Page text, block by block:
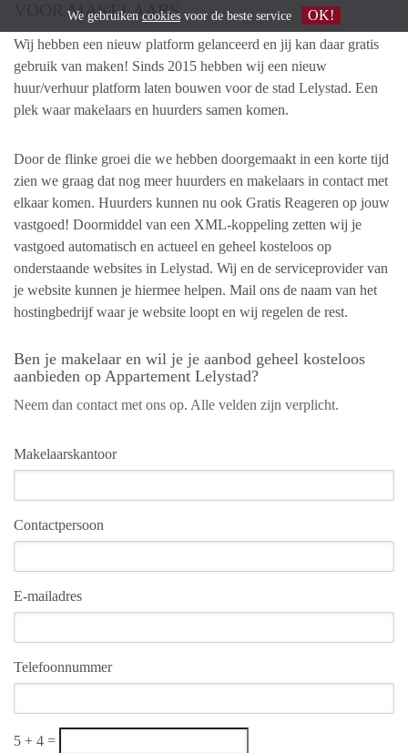
VOOR MAKELAARS
Wij hebben een nieuw platform gelanceerd en jij kan daar gratis
gebruik van maken! Sinds 2015 hebben wij een nieuw
huur/verhuur platform laten bouwen voor de stad Lelystad. Een
plek waar makelaars en huurders samen komen.
Door de flinke groei die we hebben doorgemaakt in een korte tijd
zien we graag dat nog meer huurders en makelaars in contact met
elkaar komen. Huurders kunnen nu ook Gratis Reageren op jouw
vastgoed! Doormiddel van een XML-koppeling zetten wij je
vastgoed automatisch en actueel en geheel kosteloos op
onderstaande websites in Lelystad. Wij en de serviceprovider van
je website kunnen je hiermee helpen. Mail ons de naam van het
hostingbedrijf waar je website loopt en wij regelen de rest.
Ben je makelaar en wil je je aanbod geheel kosteloos
aanbieden op Appartement Lelystad?
Neem dan contact met ons op. Alle velden zijn verplicht.
Makelaarskantoor
Contactpersoon
E-mailadres
Telefoonnummer
5 + 4 =
We gebruiken cookies voor de beste service OK!